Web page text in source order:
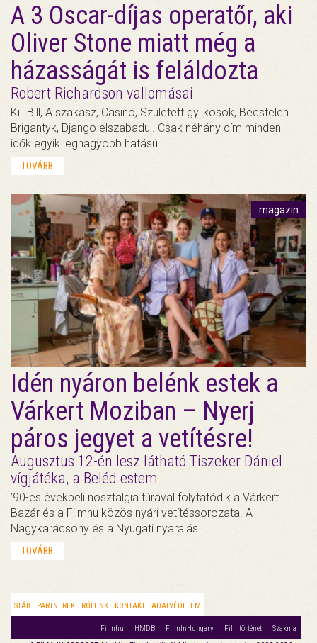
A 3 Oscar-díjas operatőr, aki
Oliver Stone miatt még a
házasságát is feláldozta
Robert Richardson vallomásai
Kill Bill, A szakasz, Casino, Született gyilkosok, Becstelen
Brigantyk, Django elszabadul. Csak néhány cím minden
idők egyik legnagyobb hatású…
TOVÁBB
magazin
Idén nyáron belénk estek a
Várkert Moziban – Nyerj
páros jegyet a vetítésre!
Augusztus 12-én lesz látható Tiszeker Dániel
vígjátéka, a Beléd estem
’90-es évekbeli nosztalgia túrával folytatódik a Várkert
Bazár és a Filmhu közös nyári vetítéssorozata. A
Nagykarácsony és a Nyugati nyaralás…
TOVÁBB
STÁB PARTNEREK RÓLUNK KONTAKT ADATVÉDELEM
Filmhu HMDB FilmInHungary Filmtörténet Szakma